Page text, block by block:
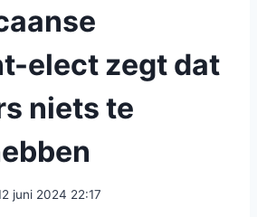
elect zegt dat
niets te
juni 2024 22:17